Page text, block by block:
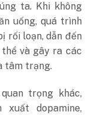
ta. Khi không
uống, quá trình
rối loạn, dẫn đến
và gây ra các
tâm trạng.
trọng khác,
dopamine,